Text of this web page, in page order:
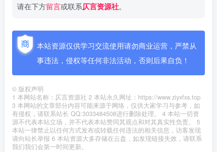
请在下方留言或联系仄言资源社。
本站资源仅供学习交流使用请勿商业运营，严禁从
事违法，侵权等任何非法活动，否则后果自负！
© 版权声明
1 本网站名称：仄言资源社 2 本站永久网址：https://www.ziyxfxs.top
3 本网站的文章部分内容可能来源于网络，仅供大家学习与参考，如
有侵权，请联系站长 QQ:3033484508进行删除处理。 4 本站一切资
源不代表本站立场，并不代表本站赞同其观点和对其真实性负责。 5
本站一律禁止以任何方式发布或转载任何违法的相关信息，访客发现
请向站长举报 6 本站资源大多存储在云盘，如发现链接失效，请联系
我们我们会第一时间更新。